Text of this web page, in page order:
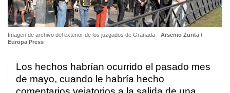
Imagen de archivo del exterior de los juzgados de Granada
Arsenio Zurita /
Europa Press
Los hechos habrían ocurrido el pasado mes
de mayo, cuando le habría hecho